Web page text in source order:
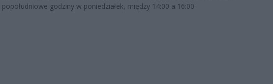
godziny w poniedziałek, między 14:00 a 16:00.